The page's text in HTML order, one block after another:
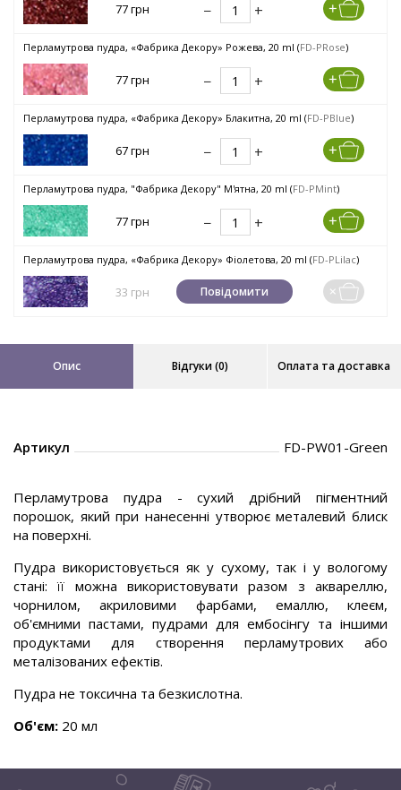
77 грн
Перламутрова пудра, «Фабрика Декору» Рожева, 20 ml (FD-PRose)
77 грн
Перламутрова пудра, «Фабрика Декору» Блакитна, 20 ml (FD-PBlue)
67 грн
Перламутрова пудра, "Фабрика Декору" М'ятна, 20 ml (FD-PMint)
77 грн
Перламутрова пудра, «Фабрика Декору» Фіолетова, 20 ml (FD-PLilac)
33 грн Повідомити
Опис Відгуки (0) Оплата та доставка
Артикул FD-PW01-Green
Перламутрова пудра - сухий дрібний пігментний
порошок, який при нанесенні утворює металевий блиск
на поверхні.
Пудра використовується як у сухому, так і у вологому
стані: її можна використовувати разом з аквареллю,
чорнилом, акриловими фарбами, емаллю, клеєм,
об'ємними пастами, пудрами для ембосінгу та іншими
продуктами для створення перламутрових або
металізованих ефектів.
Пудра не токсична та безкислотна.
Об'єм: 20 мл